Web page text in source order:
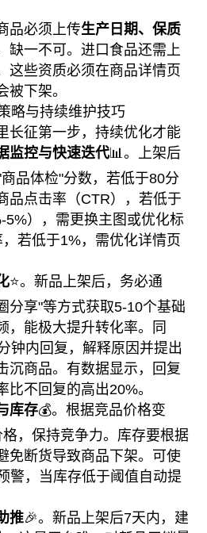
品必须上传生产日期、保质
缺一不可。进口食品还需上
这些资质必须在商品详情页
被下架。
略与持续维护技巧
长征第一步，持续优化才能
监控与快速迭代📊。上架后
品体检"分数，若低于80分
品点击率（CTR），若低于
5%），需更换主图或优化标
若低于1%，需优化详情页
⭐。新品上架后，务必通
分享"等方式获取5-10个基础
，能极大提升转化率。同
钟内回复，解释原因并提出
沉商品。有数据显示，回复
比不回复的高出20%。
库存💰。根据竞品价格变
，保持竞争力。库存要根据
免断货导致商品下架。可使
警，当库存低于阈值自动提
推🎉。新品上架后7天内，建